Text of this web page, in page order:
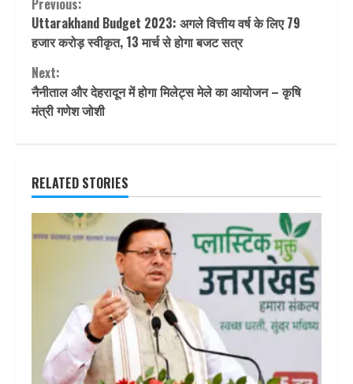
Continue
Reading
Previous:
Uttarakhand Budget 2023: अगले वित्तीय वर्ष के लिए 79
हजार करोड़ स्वीकृत, 13 मार्च से होगा बजट सत्र
Next:
नैनीताल और देहरादून में होगा मिलेट्स मेले का आयोजन – कृषि
मंत्री गणेश जोशी
RELATED STORIES